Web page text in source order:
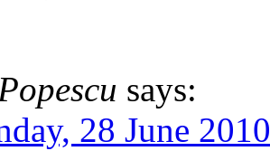
says:
28 June